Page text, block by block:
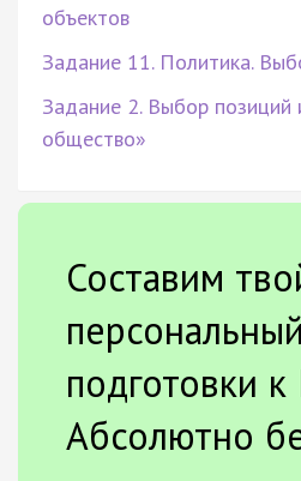
объектов
Задание 11. Политика.
Задание 2. Выбор позиций
общество»
Составим
подготовки к
Абсолютно